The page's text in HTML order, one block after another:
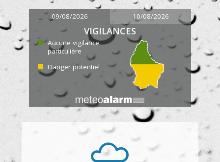
09/08/2026 10/08/2026
VIGILANCES
Aucune vigilance
particulière
Danger potentiel